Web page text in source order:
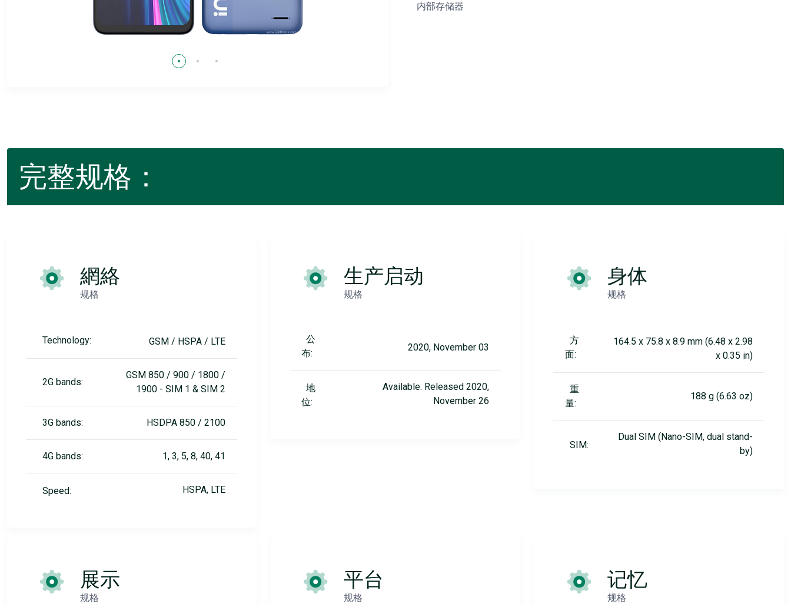
内部存储器
完整规格：
網絡
规格
Technology: GSM / HSPA / LTE
2G bands:
GSM 850 / 900 / 1800 /
1900 - SIM 1 & SIM 2
3G bands: HSDPA 850 / 2100
4G bands: 1, 3, 5, 8, 40, 41
Speed: HSPA, LTE
生产启动
规格
公
布:
2020, November 03
地
位:
Available. Released 2020,
November 26
身体
规格
方
面:
164.5 x 75.8 x 8.9 mm (6.48 x 2.98
x 0.35 in)
重
量:
188 g (6.63 oz)
SIM:
Dual SIM (Nano-SIM, dual stand-
by)
展示
规格
平台
规格
记忆
规格